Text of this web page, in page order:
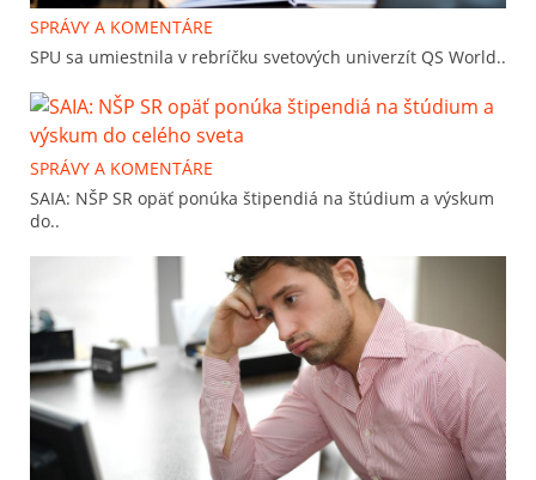
SPRÁVY A KOMENTÁRE
SPU sa umiestnila v rebríčku svetových univerzít QS World..
SPRÁVY A KOMENTÁRE
SAIA: NŠP SR opäť ponúka štipendiá na štúdium a výskum
do..